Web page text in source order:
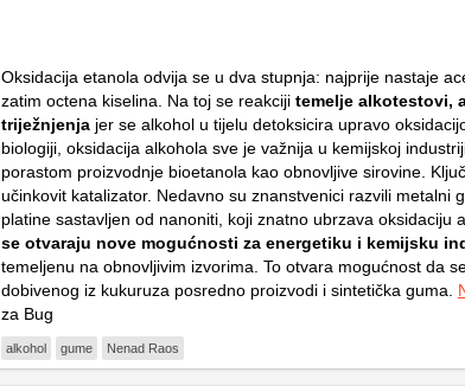
Oksidacija etanola odvija se u dva stupnja: najprije nastaje
zatim octena kiselina. Na toj se reakciji temelje alkotestovi,
triježnjenja jer se alkohol u tijelu detoksicira upravo
biologiji, oksidacija alkohola sve je važnija u kemijskoj
porastom proizvodnje bioetanola kao obnovljive sirovine.
učinkovit katalizator. Nedavno su znanstvenici razvili metalni
platine sastavljen od nanoniti, koji znatno ubrzava oksidaciju
se otvaraju nove mogućnosti za energetiku i kemijsku
temeljenu na obnovljivim izvorima. To otvara mogućnost da
dobivenog iz kukuruza posredno proizvodi i sintetička guma.
za Bug
alkohol gume Nenad Raos